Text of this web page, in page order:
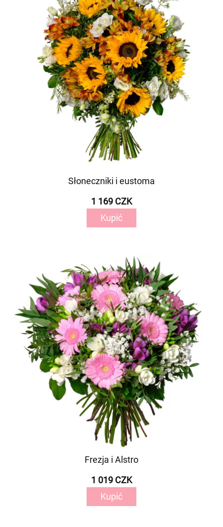
Słoneczniki i eustoma
1 169 CZK
Kupić
Frezja i Alstro
1 019 CZK
Kupić